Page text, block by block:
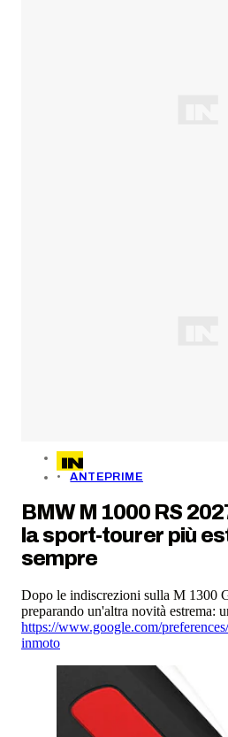
ANTEPRIME
BMW M 1000 RS
la sport-tourer più
sempre
Dopo le indiscrezioni sulla M 1300
preparando un'altra novità estrema:
https://www.google.com/
inmoto